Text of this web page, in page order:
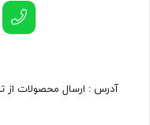
آدرس : ارسال محصولات